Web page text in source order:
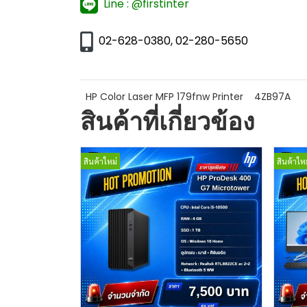
Line : @firstinter
02-628-0380, 02-280-5650
HP Color Laser MFP 179fnw Printer 4ZB97A
สินค้าที่เกี่ยวข้อง
สินค้าใหม่ สินค้าให